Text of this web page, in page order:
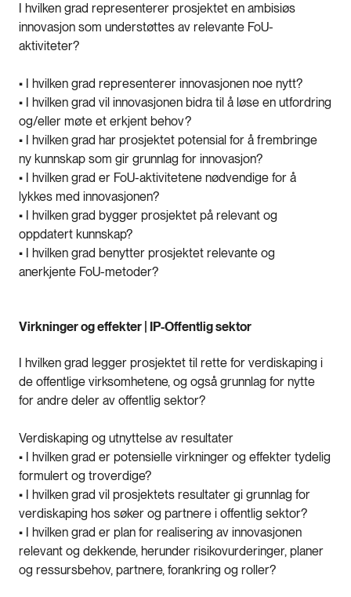
I hvilken grad representerer prosjektet en ambisiøs
innovasjon som understøttes av relevante FoU-
aktiviteter?
• I hvilken grad representerer innovasjonen noe nytt?
• I hvilken grad vil innovasjonen bidra til å løse en utfordring
og/eller møte et erkjent behov?
• I hvilken grad har prosjektet potensial for å frembringe
ny kunnskap som gir grunnlag for innovasjon?
• I hvilken grad er FoU-aktivitetene nødvendige for å
lykkes med innovasjonen?
• I hvilken grad bygger prosjektet på relevant og
oppdatert kunnskap?
• I hvilken grad benytter prosjektet relevante og
anerkjente FoU-metoder?
Virkninger og effekter | IP-Offentlig sektor
I hvilken grad legger prosjektet til rette for verdiskaping i
de offentlige virksomhetene, og også grunnlag for nytte
for andre deler av offentlig sektor?
Verdiskaping og utnyttelse av resultater
• I hvilken grad er potensielle virkninger og effekter tydelig
formulert og troverdige?
• I hvilken grad vil prosjektets resultater gi grunnlag for
verdiskaping hos søker og partnere i offentlig sektor?
• I hvilken grad er plan for realisering av innovasjonen
relevant og dekkende, herunder risikovurderinger, planer
og ressursbehov, partnere, forankring og roller?